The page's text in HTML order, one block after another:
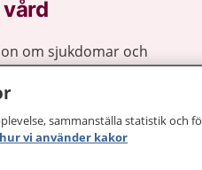
om sjukdomar och
att läsa din journal
1177 för
sammanställa statistik och
vi använder kakor